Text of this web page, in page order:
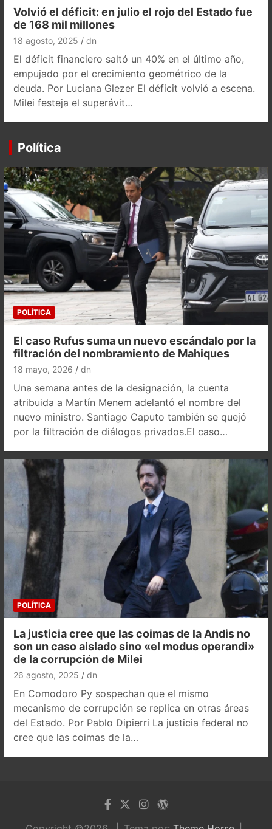
Volvió el déficit: en julio el rojo del Estado fue
de 168 mil millones
18 agosto, 2025 dn
El déficit financiero saltó un 40% en el último año,
empujado por el crecimiento geométrico de la
deuda. Por Luciana Glezer El déficit volvió a escena.
Milei festeja el superávit…
Política
POLÍTICA
El caso Rufus suma un nuevo escándalo por la
filtración del nombramiento de Mahiques
18 mayo, 2026 dn
Una semana antes de la designación, la cuenta
atribuida a Martín Menem adelantó el nombre del
nuevo ministro. Santiago Caputo también se quejó
por la filtración de diálogos privados.El caso…
POLÍTICA
La justicia cree que las coimas de la Andis no
son un caso aislado sino «el modus operandi»
de la corrupción de Milei
26 agosto, 2025 dn
En Comodoro Py sospechan que el mismo
mecanismo de corrupción se replica en otras áreas
del Estado. Por Pablo Dipierri La justicia federal no
cree que las coimas de la…